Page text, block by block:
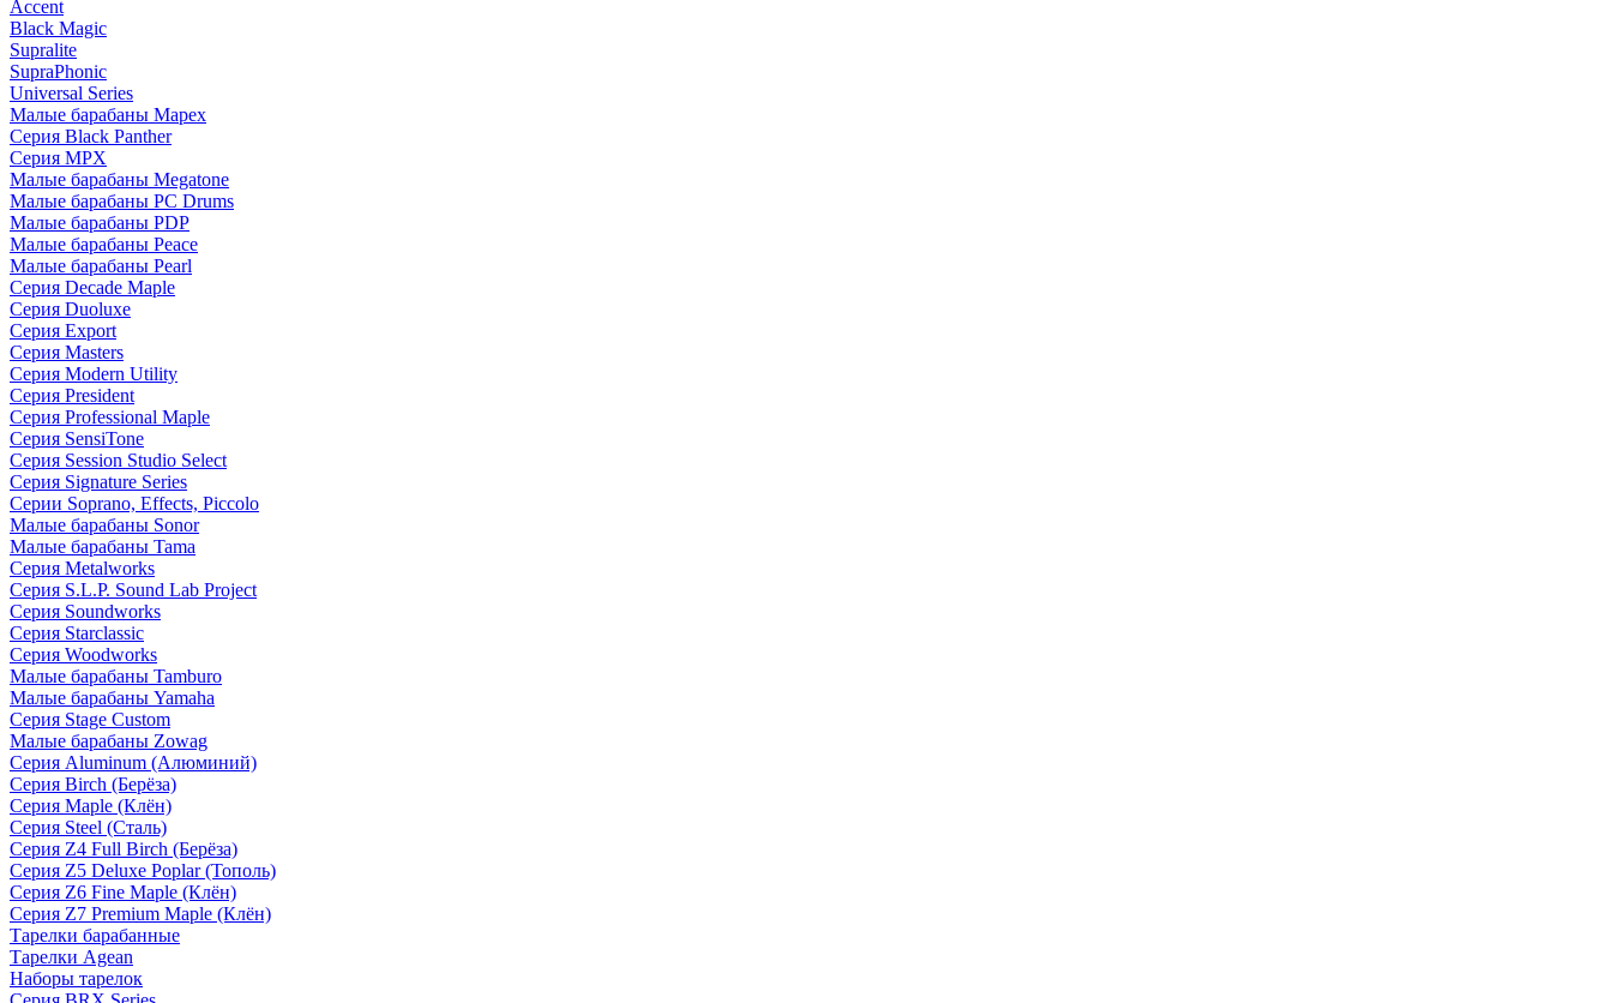
Accent
Black Magic
Supralite
SupraPhonic
Universal Series
Малые барабаны Mapex
Серия Black Panther
Серия MPX
Малые барабаны Megatone
Малые барабаны PC Drums
Малые барабаны PDP
Малые барабаны Peace
Малые барабаны Pearl
Серия Decade Maple
Серия Duoluxe
Серия Export
Серия Masters
Серия Modern Utility
Серия President
Серия Professional Maple
Серия SensiTone
Серия Session Studio Select
Серия Signature Series
Серии Soprano, Effects, Piccolo
Малые барабаны Sonor
Малые барабаны Tama
Серия Metalworks
Серия S.L.P. Sound Lab Project
Серия Soundworks
Серия Starclassic
Серия Woodworks
Малые барабаны Tamburo
Малые барабаны Yamaha
Серия Stage Custom
Малые барабаны Zowag
Серия Aluminum (Алюминий)
Серия Birch (Берёза)
Серия Maple (Клён)
Серия Steel (Сталь)
Серия Z4 Full Birch (Берёза)
Серия Z5 Deluxe Poplar (Тополь)
Серия Z6 Fine Maple (Клён)
Серия Z7 Premium Maple (Клён)
Тарелки барабанные
Тарелки Agean
Наборы тарелок